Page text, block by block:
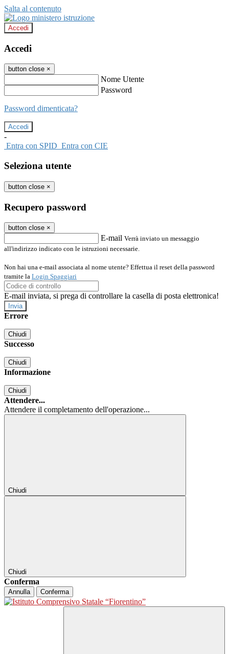
Salta al contenuto
Accedi
Accedi
button close ×
Nome Utente
Password
Password dimenticata?
-
Entra con SPID Entra con CIE
Seleziona utente
button close ×
Recupero password
button close ×
E-mail Verrà inviato un messaggio
all'indirizzo indicato con le istruzioni necessarie.
Non hai una e-mail associata al nome utente? Effettua il reset della password
tramite la Login Spaggiari
E-mail inviata, si prega di controllare la casella di posta elettronica!
Errore
Chiudi
Successo
Chiudi
Informazione
Chiudi
Attendere...
Attendere il completamento dell'operazione...
Chiudi
Chiudi
Conferma
Annulla Conferma